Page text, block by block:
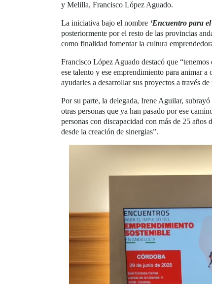
y Melilla, Francisco López Aguado.
La iniciativa bajo el nombre ‘Encuentro para
posteriormente por el resto de las provincias
como finalidad fomentar la cultura
Francisco López Aguado destacó que
ese talento y ese emprendimiento para animar
ayudarles a desarrollar sus proyectos a través
Por su parte, la delegada, Irene Aguilar,
otras personas que ya han pasado por ese
personas con discapacidad con más de 25
desde la creación de sinergias”.